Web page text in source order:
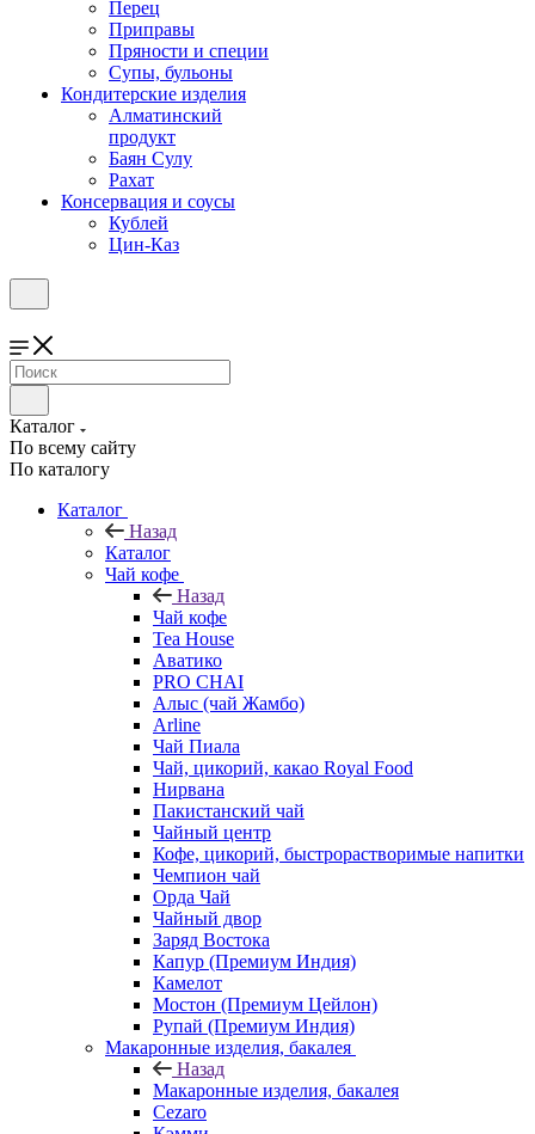
Перец
Приправы
Пряности и специи
Супы, бульоны
Кондитерские изделия
Алматинский
продукт
Баян Сулу
Рахат
Консервация и соусы
Кублей
Цин-Каз
Каталог
По всему сайту
По каталогу
Каталог
Назад
Каталог
Чай кофе
Назад
Чай кофе
Tea House
Аватико
PRO CHAI
Алыс (чай Жамбо)
Arline
Чай Пиала
Чай, цикорий, какао Royal Food
Нирвана
Пакистанский чай
Чайный центр
Кофе, цикорий, быстрорастворимые напитки
Чемпион чай
Орда Чай
Чайный двор
Заряд Востока
Капур (Премиум Индия)
Камелот
Мостон (Премиум Цейлон)
Рупай (Премиум Индия)
Макаронные изделия, бакалея
Назад
Макаронные изделия, бакалея
Cezaro